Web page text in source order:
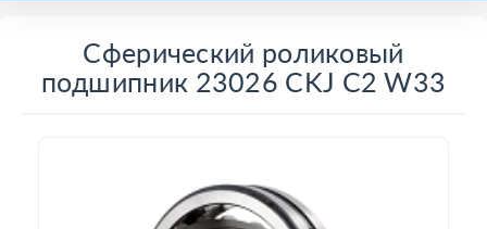
Сферический роликовый
подшипник 23026 CKJ C2 W33